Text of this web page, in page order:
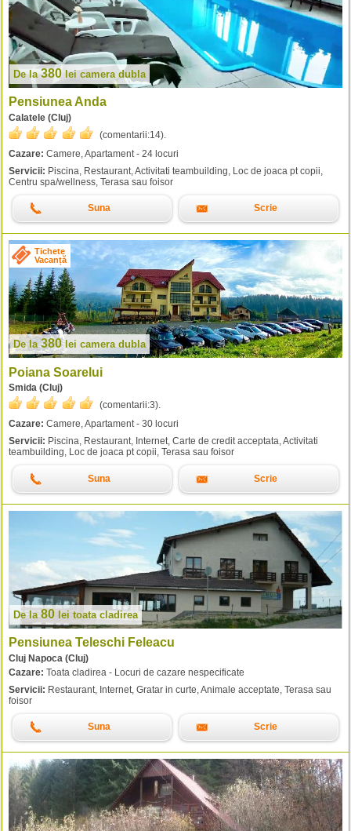
De la380 leicamera dubla
Pensiunea Anda
Calatele (Cluj)
(comentarii:14).
Cazare: Camere, Apartament - 24 locuri
Servicii: Piscina, Restaurant, Activitati teambuilding, Loc de joaca pt copii,
Centru spa/wellness, Terasa sau foisor
Suna Scrie
Tichete
Vacanță
De la380lei camera dubla
Poiana Soarelui
Smida (Cluj)
(comentarii:3).
Cazare: Camere, Apartament - 30 locuri
Servicii: Piscina, Restaurant, Internet, Carte de credit acceptata, Activitati
teambuilding, Loc de joaca pt copii, Terasa sau foisor
Suna Scrie
De la 80 lei toata cladirea
Pensiunea Teleschi Feleacu
Cluj Napoca (Cluj)
Cazare: Toata cladirea - Locuri de cazare nespecificate
Servicii: Restaurant, Internet, Gratar in curte, Animale acceptate, Terasa sau
foisor
Suna Scrie